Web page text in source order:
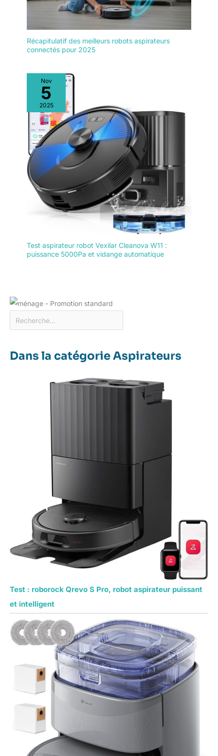
conversations avec
plusieurs
télécommande, la
temps réel, à une
protection robuste de
la confidentialité et à
des réponses
intelligentes, DEEBOT
T50 offre une
expérience de
nettoyage sans
effort.
Récapitulatif des meilleurs robots aspirateurs
connectés pour 2025
Nov
5
2025
Test aspirateur robot Vexilar Cleanova W11 :
puissance 5000Pa et vidange automatique
Dans la catégorie Aspirateurs
Test : roborock Qrevo S Pro, robot aspirateur puissant
et intelligent